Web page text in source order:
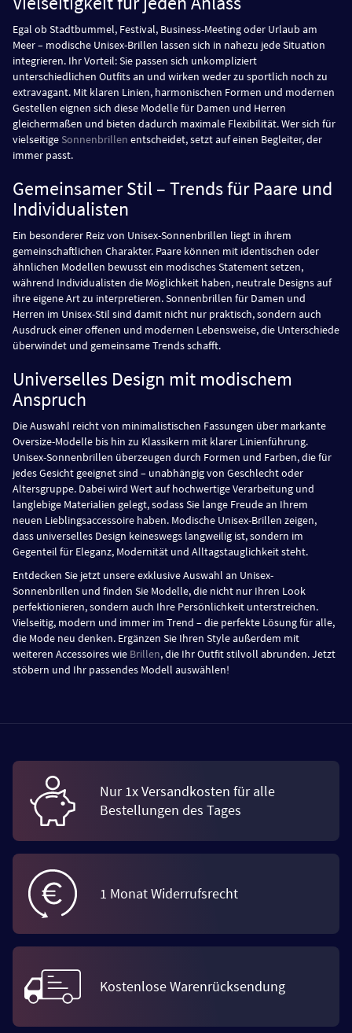
Vielseitigkeit für jeden Anlass
Egal ob Stadtbummel, Festival, Business-Meeting oder Urlaub am
Meer – modische Unisex-Brillen lassen sich in nahezu jede Situation
integrieren. Ihr Vorteil: Sie passen sich unkompliziert
unterschiedlichen Outfits an und wirken weder zu sportlich noch zu
extravagant. Mit klaren Linien, harmonischen Formen und modernen
Gestellen eignen sich diese Modelle für Damen und Herren
gleichermaßen und bieten dadurch maximale Flexibilität. Wer sich für
immer passt.
Gemeinsamer Stil – Trends für Paare und
Individualisten
Ein besonderer Reiz von Unisex-Sonnenbrillen liegt in ihrem
gemeinschaftlichen Charakter. Paare können mit identischen oder
ähnlichen Modellen bewusst ein modisches Statement setzen,
während Individualisten die Möglichkeit haben, neutrale Designs auf
ihre eigene Art zu interpretieren. Sonnenbrillen für Damen und
Herren im Unisex-Stil sind damit nicht nur praktisch, sondern auch
überwindet und gemeinsame Trends schafft.
Universelles Design mit modischem
Anspruch
Die Auswahl reicht von minimalistischen Fassungen über markante
Oversize-Modelle bis hin zu Klassikern mit klarer Linienführung.
Unisex-Sonnenbrillen überzeugen durch Formen und Farben, die für
jedes Gesicht geeignet sind – unabhängig von Geschlecht oder
Altersgruppe. Dabei wird Wert auf hochwertige Verarbeitung und
langlebige Materialien gelegt, sodass Sie lange Freude an Ihrem
neuen Lieblingsaccessoire haben. Modische Unisex-Brillen zeigen,
Gegenteil für Eleganz, Modernität und Alltagstauglichkeit steht.
Entdecken Sie jetzt unsere exklusive Auswahl an Unisex-
Sonnenbrillen und finden Sie Modelle, die nicht nur Ihren Look
perfektionieren, sondern auch Ihre Persönlichkeit unterstreichen.
Vielseitig, modern und immer im Trend – die perfekte Lösung für alle,
die Mode neu denken. Ergänzen Sie Ihren Style außerdem mit
Nur 1x Versandkosten für alle
Bestellungen des Tages